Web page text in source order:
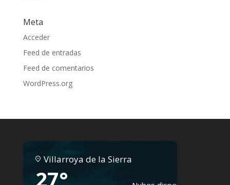
Meta
Acceder
Feed de entradas
Feed de comentarios
WordPress.org
Villarroya de la Sierra
27°